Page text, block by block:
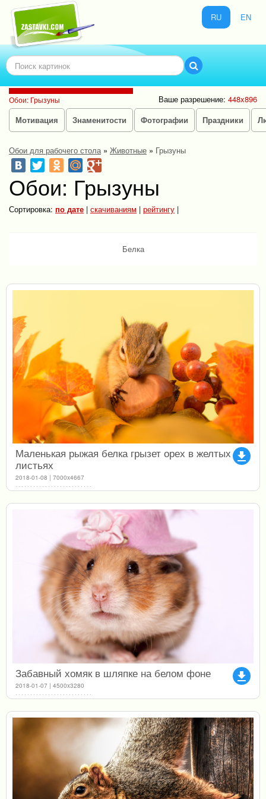
RU EN
Обои: Грызуны Ваше разрешение: 448x896
Мотивация
Знаменитости Фотографии Праздники
Обои для рабочего стола» Животные » Грызуны
Обои: Грызуны
Сортировка: по дате | скачиваниям | рейтингу |
Белка
file_download
Маленькая рыжая белка грызет орех в желтых
листьях
2018-01-08 | 7000x4667
file_download
Забавный хомяк в шляпке на белом фоне
2018-01-07 | 4500x3280